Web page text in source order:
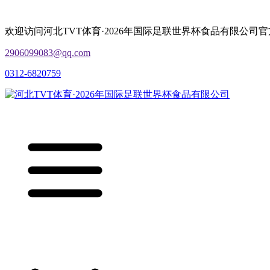
欢迎访问河北TVT体育·2026年国际足联世界杯食品有限公司官
2906099083@qq.com
0312-6820759